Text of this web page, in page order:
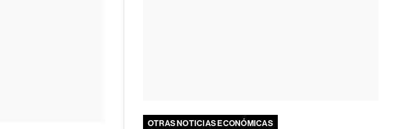
OTRAS NOTICIAS ECONÓMICAS